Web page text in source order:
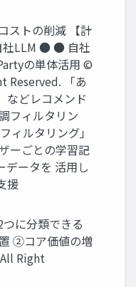
ストの削減 【計
社LLM ● ● 自社
の単体活用 ©︎
Reserved. 「あ
などレコメンド
フィルタリン
ィルタリング」
ーごとの学習記
データを 活用し
援
に分類できる
②コア価値の増
Right